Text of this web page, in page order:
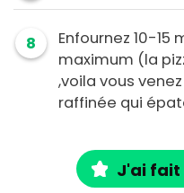
8
Enfournez 10-
maximum (la
,voila vous
raffinée qui
J'ai